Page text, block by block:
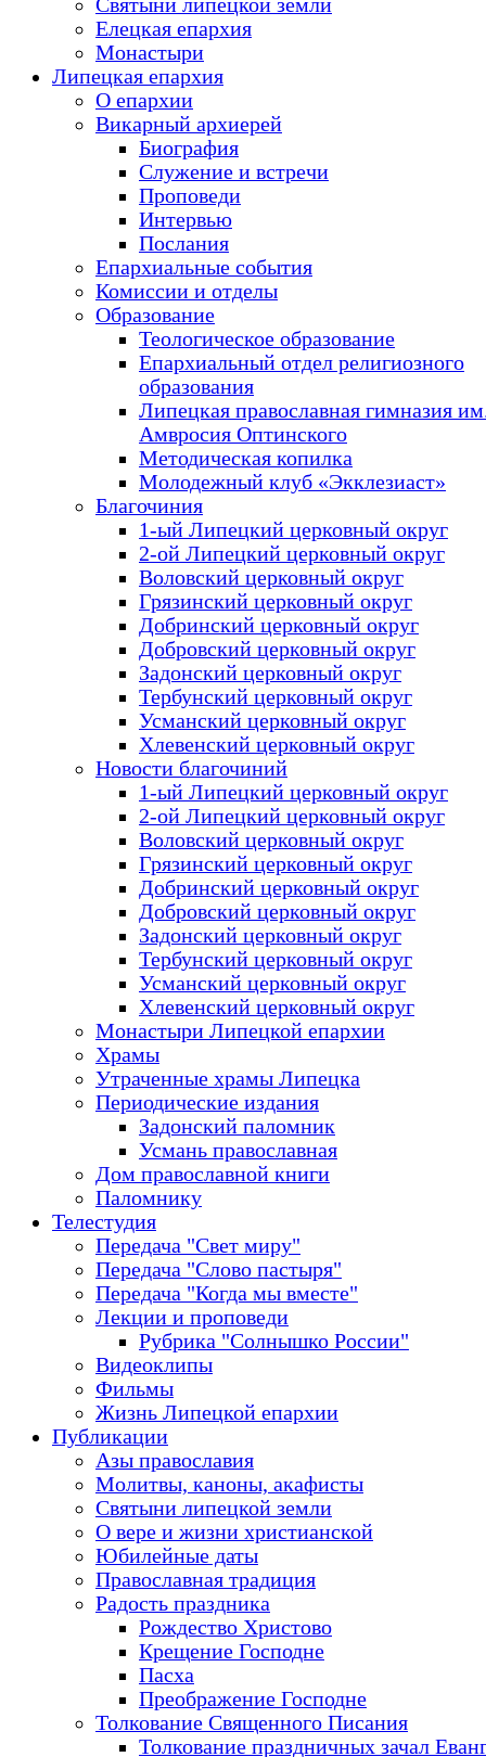
Святыни липецкой земли
Елецкая епархия
Монастыри
Липецкая епархия
О епархии
Викарный архиерей
Биография
Служение и встречи
Проповеди
Интервью
Послания
Епархиальные события
Комиссии и отделы
Образование
Теологическое образование
Епархиальный отдел религиозного
образования
Липецкая православная гимназия
Амвросия Оптинского
Методическая копилка
Молодежный клуб «Экклезиаст»
Благочиния
1-ый Липецкий церковный округ
2-ой Липецкий церковный округ
Воловский церковный округ
Грязинский церковный округ
Добринский церковный округ
Добровский церковный округ
Задонский церковный округ
Тербунский церковный округ
Усманский церковный округ
Хлевенский церковный округ
Новости благочиний
1-ый Липецкий церковный округ
2-ой Липецкий церковный округ
Воловский церковный округ
Грязинский церковный округ
Добринский церковный округ
Добровский церковный округ
Задонский церковный округ
Тербунский церковный округ
Усманский церковный округ
Хлевенский церковный округ
Монастыри Липецкой епархии
Храмы
Утраченные храмы Липецка
Периодические издания
Задонский паломник
Усмань православная
Дом православной книги
Паломнику
Телестудия
Передача "Свет миру"
Передача "Слово пастыря"
Передача "Когда мы вместе"
Лекции и проповеди
Рубрика "Солнышко России"
Видеоклипы
Фильмы
Жизнь Липецкой епархии
Публикации
Азы православия
Молитвы, каноны, акафисты
Святыни липецкой земли
О вере и жизни христианской
Юбилейные даты
Православная традиция
Радость праздника
Рождество Христово
Крещение Господне
Пасха
Преображение Господне
Толкование Священного Писания
Толкование праздничных зачал